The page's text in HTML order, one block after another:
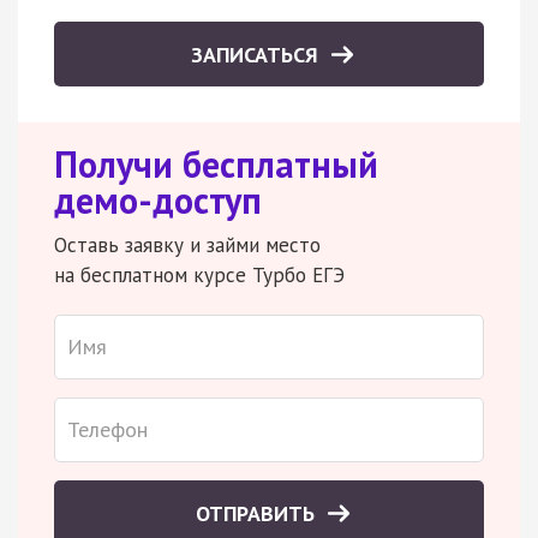
ЗАПИСАТЬСЯ
Получи бесплатный
демо-доступ
Оставь заявку и займи место
на бесплатном курсе Турбо ЕГЭ
ОТПРАВИТЬ